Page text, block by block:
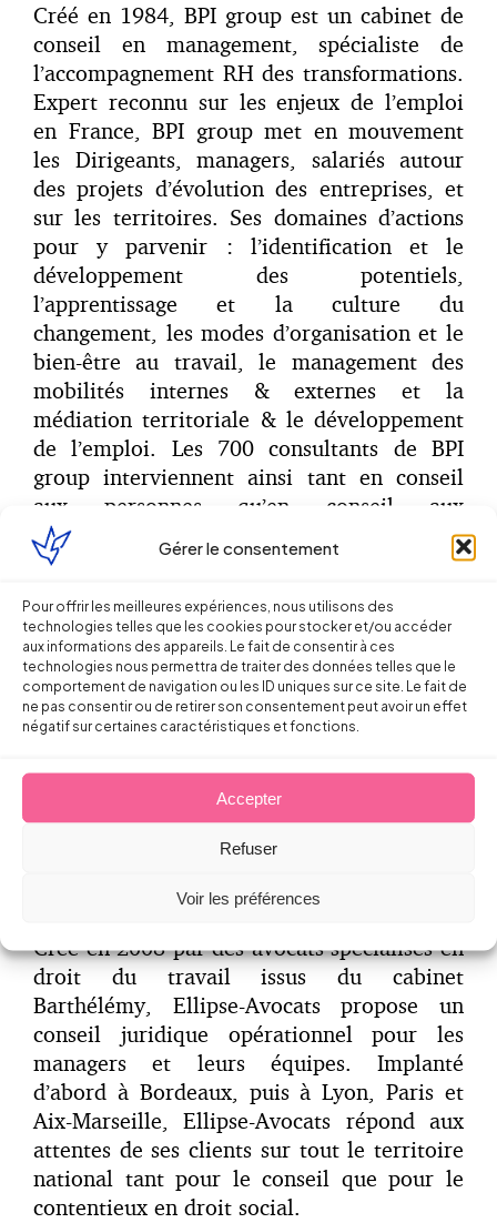
Gérer le consentement
Pour offrir les meilleures expériences, nous utilisons des
technologies telles que les cookies pour stocker et/ou accéder
aux informations des appareils. Le fait de consentir à ces
technologies nous permettra de traiter des données telles que le
comportement de navigation ou les ID uniques sur ce site. Le fait de
ne pas consentir ou de retirer son consentement peut avoir un effet
négatif sur certaines caractéristiques et fonctions.
Accepter
Refuser
Voir les préférences
Créé en 1984, BPI group est un cabinet de
conseil en management, spécialiste de
l’accompagnement RH des transformations.
Expert reconnu sur les enjeux de l’emploi
en France, BPI group met en mouvement
les Dirigeants, managers, salariés autour
des projets d’évolution des entreprises, et
sur les territoires. Ses domaines d’actions
pour y parvenir : l’identification et le
développement des potentiels,
l’apprentissage et la culture du
changement, les modes d’organisation et le
bien-être au travail, le management des
mobilités internes & externes et la
médiation territoriale & le développement
de l’emploi. Les 700 consultants de BPI
group interviennent ainsi tant en conseil
aux personnes qu’en conseil aux
organisations avec un souci constant de
l’innovation continue dans la recherche de
BPI group développe un ancrage territorial,
auprès de ses clients avec 26 bureaux en
France. Le Groupe accompagne par ailleurs
le déploiement de projets de ses clients à
par le fonds d’investissement Perceva. Pour
suivre l’actualité de BPI group, retrouvez-le
sur Twitter et LinkedIn.
A propos d’Ellipse Avocats
Crée en 2008 par des avocats spécialisés en
droit du travail issus du cabinet
Barthélémy, Ellipse-Avocats propose un
conseil juridique opérationnel pour les
managers et leurs équipes. Implanté
d’abord à Bordeaux, puis à Lyon, Paris et
Aix-Marseille, Ellipse-Avocats répond aux
attentes de ses clients sur tout le territoire
national tant pour le conseil que pour le
contentieux en droit social.